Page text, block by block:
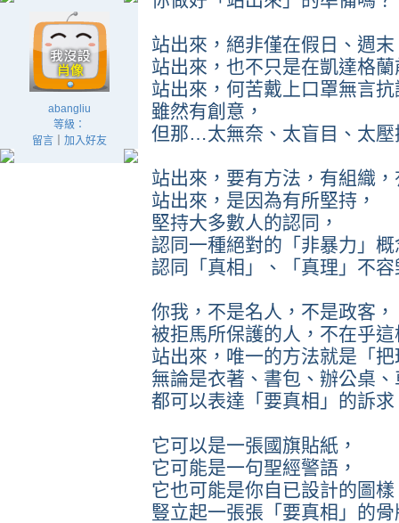
abangliu
等級：
留言｜ 加入好友
站出來，絕非僅在假日、週
站出來，也不只是在凱達格
站出來，何苦戴上口罩無言抗
雖然有創意，
但那…太無奈、太盲目、太壓
站出來，要有方法，有組織
站出來，是因為有所堅持，
堅持大多數人的認同，
認同一種絕對的「非暴力」概
認同「真相」、「真理」不
你我，不是名人，不是政客，
被拒馬所保護的人，不在乎
站出來，唯一的方法就是「
無論是衣著、書包、辦公桌
都可以表達「要真相」的訴求
它可以是一張國旗貼紙，
它可能是一句聖經警語，
它也可能是你自已設計的圖樣
豎立起一張張「要真相」的骨